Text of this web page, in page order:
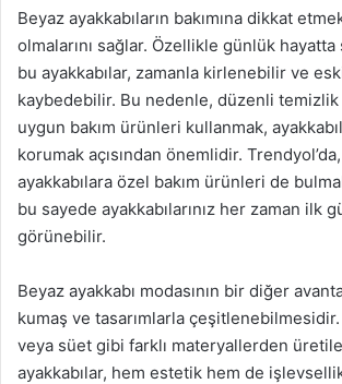
Beyaz ayakkabıların bakımına dikkat
olmalarını sağlar. Özellikle günlük hayatta
bu ayakkabılar, zamanla kirlenebilir ve
kaybedebilir. Bu nedenle, düzenli temizlik
uygun bakım ürünleri kullanmak,
korumak açısından önemlidir.
ayakkabılara özel bakım ürünleri de
bu sayede ayakkabılarınız her zaman ilk
görünebilir.
Beyaz ayakkabı modasının bir diğer
kumaş ve tasarımlarla
veya süet gibi farklı materyallerden
ayakkabılar, hem estetik hem de